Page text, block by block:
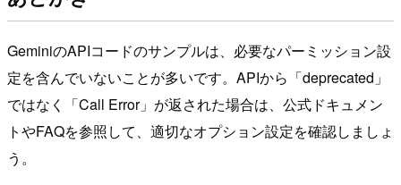
GeminiのAPIコードのサンプルは、必要なパーミッション設
定を含んでいないことが多いです。APIから「deprecated」
ではなく「Call Error」が返された場合は、公式ドキュメン
トやFAQを参照して、適切なオプション設定を確認しましょ
う。